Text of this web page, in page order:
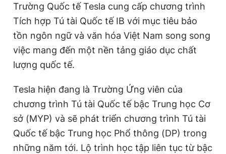
Tổng biên tập: Nguyễn Ngọc Toàn
Phó tổng biên tập thường trực: Hải Thành
Phó tổng biên tập: Lâm Hiếu Dũng
Phó tổng biên tập: Trần Việt Hưng
Tổng thư ký tòa soạn: Đức Trung
Giấy phép xuất bản số 110/GP - BTTTT cấp ngày 24.3.2020
© 2003-2026 Bản quyền thuộc về Báo Thanh Niên. Cấm sao
bản. Phát triển bởi ePi Technologies, JSC.
Trường Quốc tế Tesla cung cấp chương trình
Tích hợp Tú tài Quốc tế IB với mục tiêu bảo
tồn ngôn ngữ và văn hóa Việt Nam song song
việc mang đến một nền tảng giáo dục chất
lượng quốc tế.
Tesla hiện đang là Trường Ứng viên của
chương trình Tú tài Quốc tế bậc Trung học Cơ
sở (MYP) và sẽ phát triển chương trình Tú tài
Quốc tế bậc Trung học Phổ thông (DP) trong
những năm tới. Lộ trình học tập liên tục từ bậc